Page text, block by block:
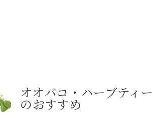
オオバコ・ハーブティー
のおすすめ